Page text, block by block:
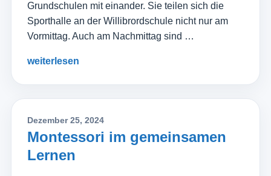
Grundschulen mit einander. Sie teilen sich die
Sporthalle an der Willibrordschule nicht nur am
Vormittag. Auch am Nachmittag sind …
weiterlesen
Dezember 25, 2024
Montessori im gemeinsamen
Lernen